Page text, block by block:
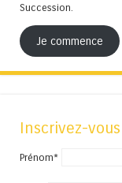
Succession.
Je commence
Inscrivez-
Prénom*